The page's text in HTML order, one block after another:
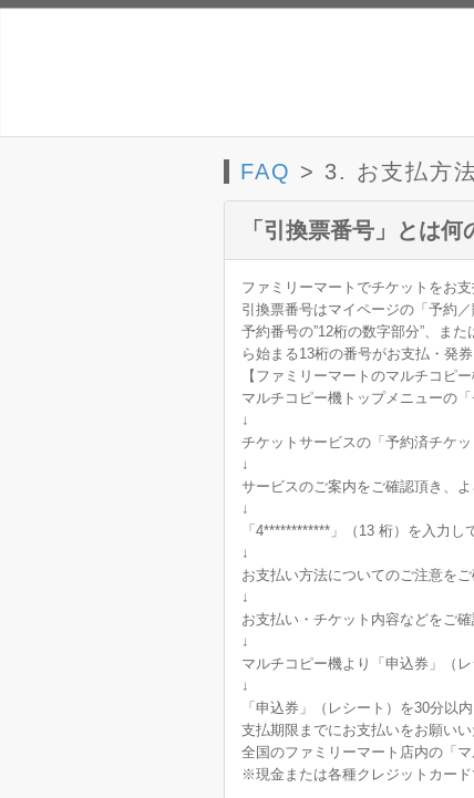
FAQ > 3. お支払方
「引換票番号」とは何
ファミリーマートでチケットをお
引換票番号はマイページの「予約
予約番号の”12桁の数字部分”、ま
ら始まる13桁の番号がお支払・発
【ファミリーマートのマルチコピー
マルチコピー機トップメニューの
↓
チケットサービスの「予約済チケ
↓
サービスのご案内をご確認頂き、
↓
「4************」（13 桁）を入力
↓
お支払い方法についてのご注意を
↓
お支払い・チケット内容などをご
↓
マルチコピー機より「申込券」（
↓
「申込券」（レシート）を30分以
支払期限までにお支払いをお願いい
全国のファミリーマート店内の「
※現金または各種クレジットカード